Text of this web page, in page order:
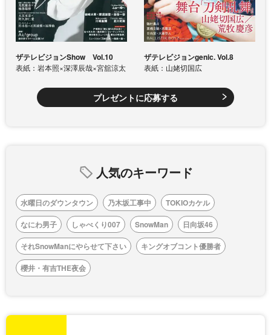
ザテレビジョンShow Vol.10
表紙：岩本照×深澤辰哉×宮舘涼太
ザテレビジョンgenic. Vol.8
表紙：山姥切国広
プレゼントに応募する
人気のキーワード
水曜日のダウンタウン 乃木坂工事中
TOKIOカケル
なにわ男子
しゃべくり007 SnowMan
日向坂46
それSnowManにやらせて下さい
キングオブコント優勝者
櫻井・有吉THE夜会